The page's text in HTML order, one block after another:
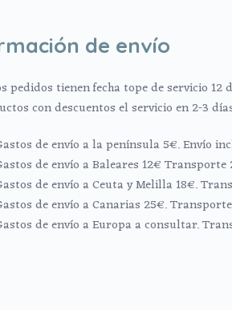
de envío
pedidos tienen fecha tope de servicio 12
con descuentos el servicio en 2-3
de envío a la península 5€. Envío
de envío a Baleares 12€ Transporte
de envío a Ceuta y Melilla 18€.
de envío a Canarias 25€.
de envío a Europa a consultar.